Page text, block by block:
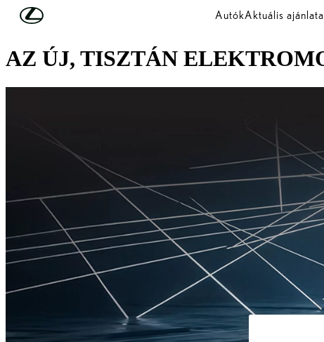
Skip to Main Content AutókAktuális
WORLD PREMIERE
AZ ÚJ, TISZTÁN